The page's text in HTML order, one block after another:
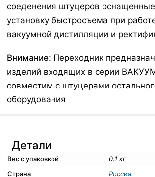
соеденения штуцеров
установку быстросъема при
вакуумной дистилляции и
Внимание: Переходник
изделий входящих в серии
совместим с штуцерами
оборудования
Детали
Вес с упаковкой
0.1 кг
Страна
Россия